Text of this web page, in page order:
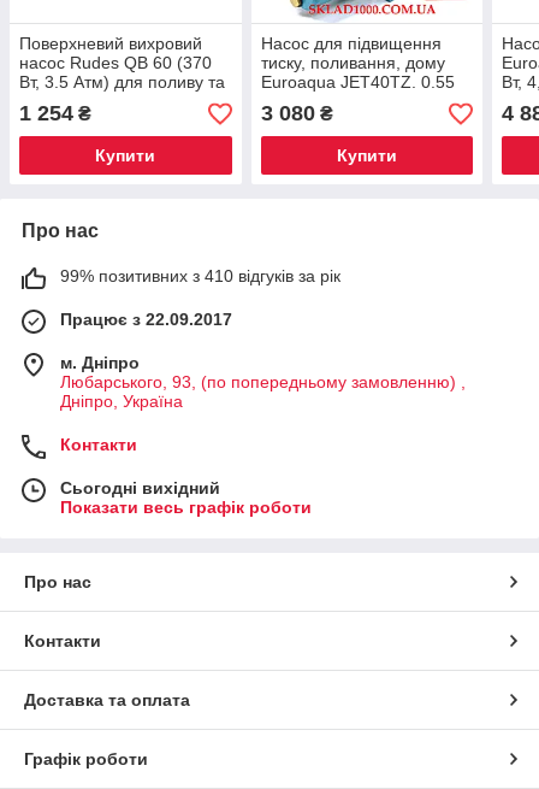
Поверхневий вихровий
насос Rudes QB 60 (370
Вт, 3.5 Атм) для поливу та
підвищення тиску в
будинку
1 254 ₴
Купити
Насос для підвищення
тиску, поливання, дому
Euroaqua JET40TZ. 0.55
кВт. 4 Атм
3 080₴
Купити
Вт,
4
Про нас
99% позитивних з 410 відгуків за рік
Працює з 22.09.2017
м. Дніпро
Любарського, 93, (по попередньому замовленню) ,
Дніпро, Україна
Контакти
Сьогодні вихідний
Показати весь графік роботи
Про нас
Контакти
Доставка та оплата
Графік роботи